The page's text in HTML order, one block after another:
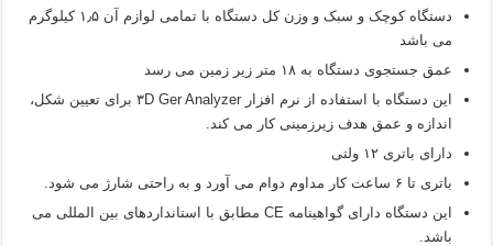
دستگاه کوچک و سبک و وزن کل دستگاه با تمامی لوازم آن ۱٫۵ کیلوگرم
می باشد
عمق جستجوی دستگاه به ۱۸ متر زیر زمین می رسد
این دستگاه با استفاده از نرم افزار ۳D Ger Analyzer برای تعیین شکل،
اندازه و عمق هدف زیرزمینی کار می کند.
دارای باتری ۱۲ ولتی
باتری تا ۶ ساعت کار مداوم دوام می آورد و به راحتی شارژ می شود.
این دستگاه دارای گواهینامه CE مطابق با استانداردهای بین المللی می
باشد.